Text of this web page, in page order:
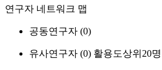
연구자 네트워크 맵
공동연구자 (0)
유사연구자 (0) 활용도상위20명